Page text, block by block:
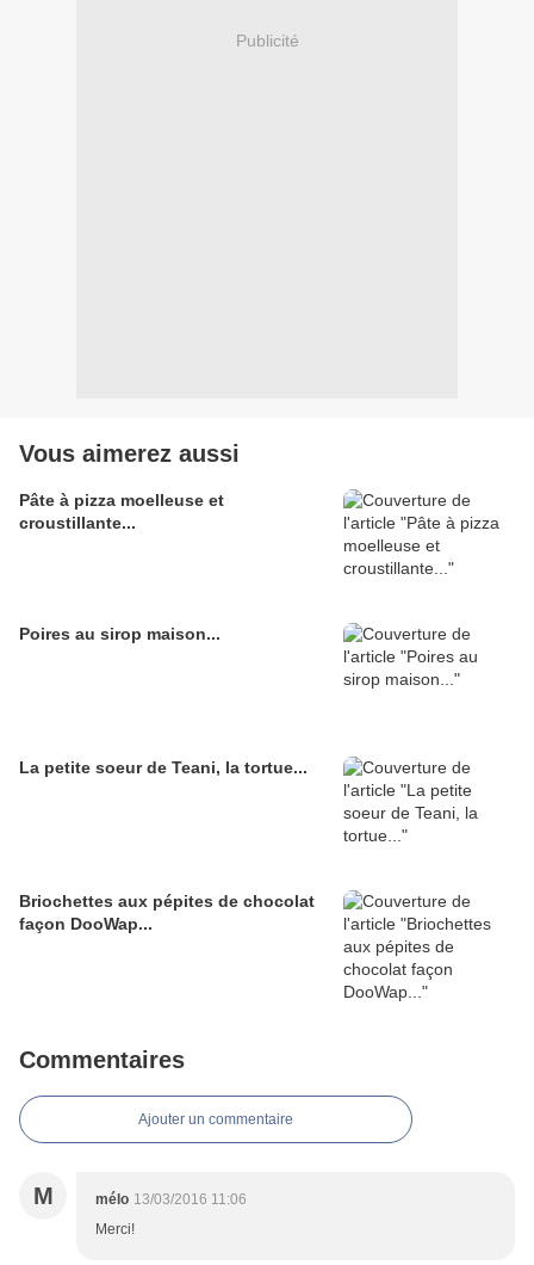
Publicité
Vous aimerez aussi
Pâte à pizza moelleuse et
croustillante...
Poires au sirop maison...
La petite soeur de Teani, la tortue...
Briochettes aux pépites de chocolat
façon DooWap...
Commentaires
Ajouter un commentaire
M mélo 13/03/2016 11:06
Merci!